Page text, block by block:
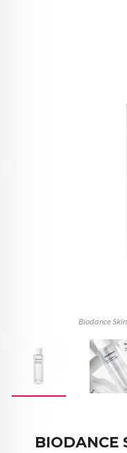
Biodance
BIODANCE